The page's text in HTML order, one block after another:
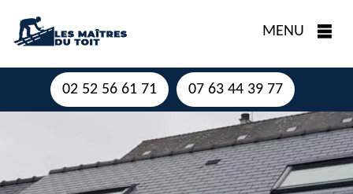
MENU
02 52 56 61 71 07 63 44 39 77